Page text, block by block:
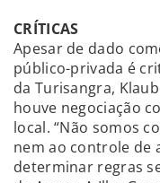
CRÍTICAS
Apesar de dado
público-privada é
da Turisangra,
houve negociação
local. “Não somos
nem ao controle de
determinar regras